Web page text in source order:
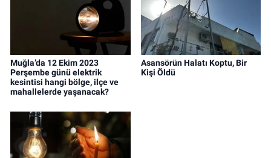
Muğla’da 12 Ekim 2023
Perşembe günü elektrik
kesintisi hangi bölge, ilçe ve
mahallelerde yaşanacak?
Asansörün Halatı Koptu, Bir
Kişi Öldü